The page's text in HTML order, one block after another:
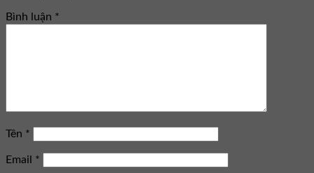
Bình luận *
Tên *
Email *